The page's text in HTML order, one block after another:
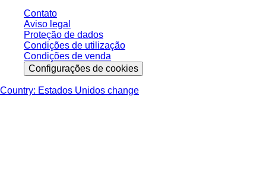
Contato
Aviso legal
Proteção de dados
Condições de utilização
Condições de venda
Configurações de cookies
Country: Estados Unidos change